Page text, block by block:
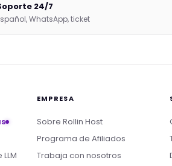
24/7
WhatsApp, ticket
EMPRESA
Sobre Rollin Host
Programa de Afiliados
Trabaja con nosotros
Rollin